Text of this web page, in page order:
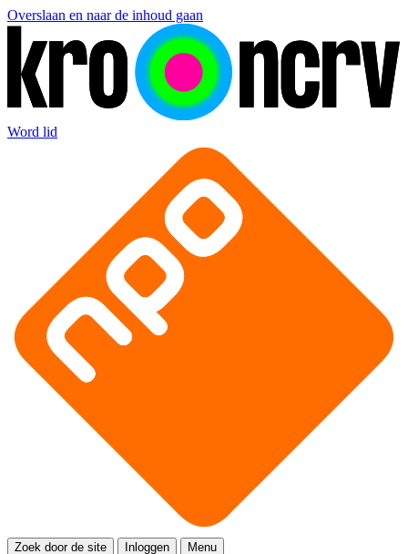
Overslaan en naar de inhoud gaan
Word lid
Zoek door de site Inloggen Menu